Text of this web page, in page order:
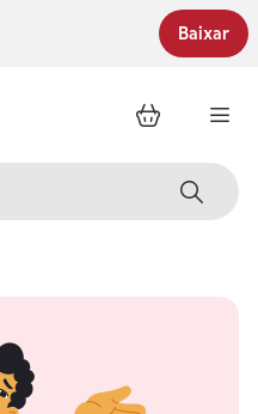
Baixar